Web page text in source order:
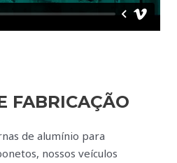
FABRICAÇÃO
de alumínio para
nossos veículos